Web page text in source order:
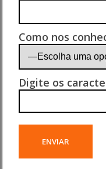
Como nos
Digite os